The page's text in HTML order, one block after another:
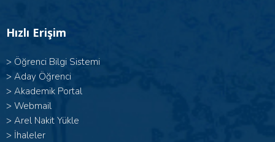
Hızlı Erişim
> Öğrenci Bilgi Sistemi
> Aday Öğrenci
> Akademik Portal
> Webmail
> Arel Nakit Yükle
> İhaleler